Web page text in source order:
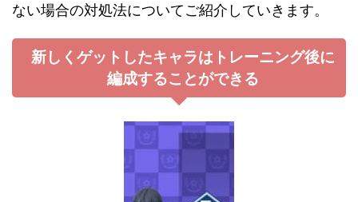
ない場合の対処法についてご紹介していきます。
新しくゲットしたキャラはトレーニング後に
編成することができる